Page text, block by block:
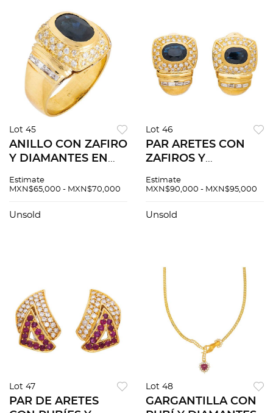
Lot 45
ANILLO CON ZAFIRO
Y DIAMANTES EN
18K. Zafiro corte oval
corte brillante y
Estimate
MXN$65,000 - MXN$70,000
Unsold
Lot 46
PAR ARETES CON
ZAFIROS Y
AMARILLO DE 18K.
~4.2 ct y diamantes
Estimate
MXN$90,000 - MXN$95,000
Unsold
Lot 47
PAR DE ARETES
Lot 48
GARGANTILLA CON